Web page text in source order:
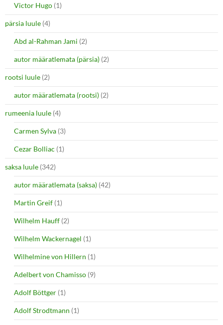
Victor Hugo (1)
pärsia luule (4)
Abd al-Rahman Jami (2)
autor määratlemata (pärsia) (2)
rootsi luule (2)
autor määratlemata (rootsi) (2)
rumeenia luule (4)
Carmen Sylva (3)
Cezar Bolliac (1)
saksa luule (342)
autor määratlemata (saksa) (42)
Martin Greif (1)
Wilhelm Hauff (2)
Wilhelm Wackernagel (1)
Wilhelmine von Hillern (1)
Adelbert von Chamisso (9)
Adolf Böttger (1)
Adolf Strodtmann (1)